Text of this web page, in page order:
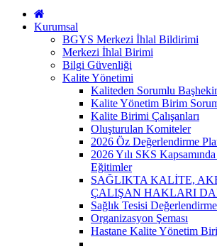
Kurumsal
BGYS Merkezi İhlal Bildirimi
Merkezi İhlal Birimi
Bilgi Güvenliği
Kalite Yönetimi
Kaliteden Sorumlu
Kalite Yönetim Birim
Kalite Birimi Çalışanları
Oluşturulan Komiteler
2026 Öz Değerlendirme
2026 Yılı SKS
Eğitimler
SAĞLIKTA KALİTE,
ÇALIŞAN HAKLARI
Sağlık Tesisi
Organizasyon Şeması
Hastane Kalite Yönetim